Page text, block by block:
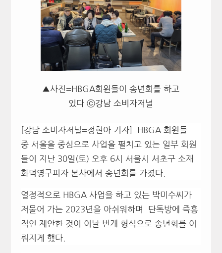
▲사진=HBGA회원들이 송년회를 하고
있다 ⓒ강남 소비자저널
[강남 소비자저널=정현아 기자] HBGA 회원들
중 서울을 중심으로 사업을 펼치고 있는일부 회원
들이 지난 30일(토) 오후 6시 서울시 서초구 소재
화덕영구피자 본사에서 송년회를 가졌다.
열정적으로 HBGA 사업을 하고 있는 박미수씨가
저물어 가는 2023년을 아쉬워하며
단톡방에 즉흥
적인 제안한 것이 이날 번개 형식으로 송년회를 이
뤄지게 했다.